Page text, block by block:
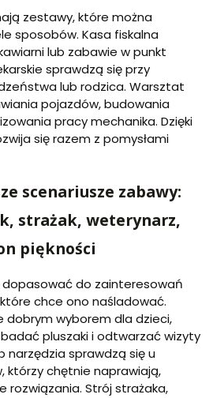
zestawy, które można
sposobów. Kasa fiskalna
lub zabawie w punkt
sprawdzą się przy
lub rodzica. Warsztat
pojazdów, budowania
pracy mechanika. Dzięki
się razem z pomysłami
scenariusze zabawy:
strażak, weterynarz,
piękności
do zainteresowań
chce ono naśladować.
dobrym wyborem dla dzieci,
pluszaki i odtwarzać wizyty
narzędzia sprawdzą się u
którzy chętnie naprawiają,
rozwiązania. Strój strażaka,